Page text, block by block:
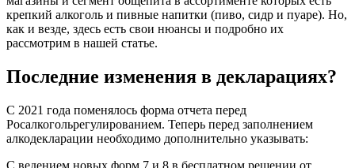
крепкий алкоголь и пивные напитки (пиво, сидр и пуаре). Но,
как и везде, здесь есть свои нюансы и подробно их
рассмотрим в нашей статье.
Последние изменения в декларациях?
С 2021 года поменялось форма отчета перед
Росалкогольрегулированием. Теперь перед заполнением
алкодекларации необходимо дополнительно указывать:
С ведением новых форм 7 и 8 в бесплатном решении от